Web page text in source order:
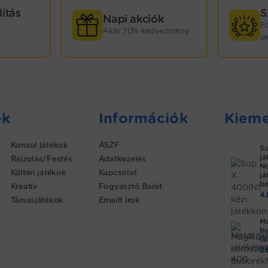
Napi akciók
Akár 70% kedvezmény
Konzol játékok
Rajzolás/Festés
Kültéri játékok
Kreatív
Társasjátékok
Információk
ÁSZF
Adatkezelés
Kapcsolat
Fogyasztó Barát
Emailt írok